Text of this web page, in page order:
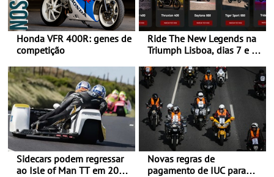
Honda VFR 400R: genes de
competição
Ride The New Legends na
Triumph Lisboa, dias 7 e 8
Sidecars podem regressar
ao Isle of Man TT em 2027
Novas regras de
pagamento de IUC para